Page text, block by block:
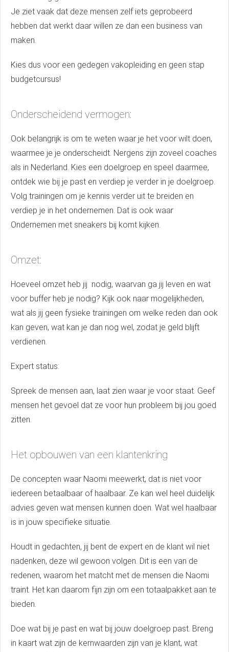
Je ziet vaak dat deze mensen zelf iets geprobeerd
hebben dat werkt daar willen ze dan een business van
maken.
Kies dus voor een gedegen vakopleiding en geen stap
budgetcursus!
Onderscheidend vermogen:
Ook belangrijk is om te weten waar je het voor wilt doen,
waarmee je je onderscheidt. Nergens zijn zoveel coaches
als in Nederland. Kies een doelgroep en speel daarmee,
ontdek wie bij je past en verdiep je verder in je doelgroep.
Volg trainingen om je kennis verder uit te breiden en
verdiep je in het ondernemen. Dat is ook waar
Ondernemen met sneakers bij komt kijken.
Omzet:
Hoeveel omzet heb jij nodig, waarvan ga jij leven en wat
voor buffer heb je nodig? Kijk ook naar mogelijkheden,
wat als jij geen fysieke trainingen om welke reden dan ook
kan geven, wat kan je dan nog wel, zodat je geld blijft
verdienen.
Expert status:
Spreek de mensen aan, laat zien waar je voor staat. Geef
mensen het gevoel dat ze voor hun probleem bij jou goed
zitten.
Het opbouwen van een klantenkring
De concepten waar Naomi meewerkt, dat is niet voor
iedereen betaalbaar of haalbaar. Ze kan wel heel duidelijk
advies geven wat mensen kunnen doen. Wat wel haalbaar
is in jouw specifieke situatie.
Houdt in gedachten, jij bent de expert en de klant wil niet
nadenken, deze wil gewoon volgen. Dit is een van de
redenen, waarom het matcht met de mensen die Naomi
traint. Het kan daarom fijn zijn om een totaalpakket aan te
bieden.
Doe wat bij je past en wat bij jouw doelgroep past. Breng
in kaart wat zijn de kernwaarden zijn van je klant, wat